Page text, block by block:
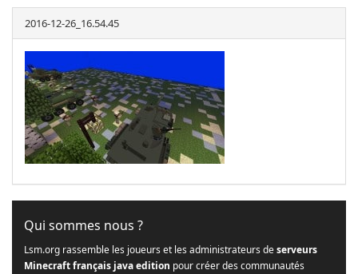
2016-12-26_16.54.45
Qui sommes nous ?
Lsm.org rassemble les joueurs et les administrateurs deserveurs
Minecraft français java edition pour créer des communautés